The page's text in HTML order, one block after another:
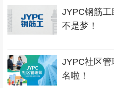
JYPC钢筋
不是梦！
JYPC社区
名啦！